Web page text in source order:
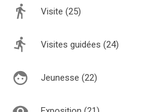
Visite (25)
Visites guidées (24)
Jeunesse (22)